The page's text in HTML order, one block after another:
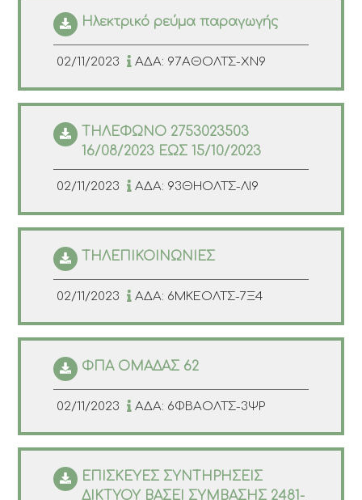
Ηλεκτρικό ρεύμα παραγωγής
02/11/2023 ΑΔΑ: 97ΑΘΟΛΤΣ-ΧΝ9
ΤΗΛΕΦΩΝΟ 2753023503
16/08/2023 ΕΩΣ 15/10/2023
02/11/2023 ΑΔΑ: 93ΘΗΟΛΤΣ-ΛΙ9
ΤΗΛΕΠΙΚΟΙΝΩΝΙΕΣ
02/11/2023 ΑΔΑ: 6ΜΚΕΟΛΤΣ-7Ξ4
ΦΠΑ ΟΜΑΔΑΣ 62
02/11/2023 ΑΔΑ: 6ΦΒΑΟΛΤΣ-3ΨΡ
ΕΠΙΣΚΕΥΕΣ ΣΥΝΤΗΡΗΣΕΙΣ
ΔΙΚΤΥΟΥ ΒΑΣΕΙ ΣΥΜΒΑΣΗΣ 2481-